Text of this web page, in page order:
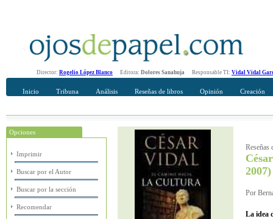
Director: Rogelio López Blanco Editora: Dolores Sanahuja Responsable TI: Vidal Vidal
Inicio Tribuna Análisis Reseñas de libros Opinión Creación
Opciones
Imprimir
Buscar por el Autor
Buscar por la sección
Recomendar
Recomendar
Su nombre Completo
2007)
Por
La idea